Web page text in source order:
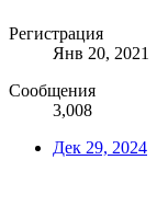
Регистрация
Янв 20, 2021
Сообщения
3,008
Дек 29, 2024